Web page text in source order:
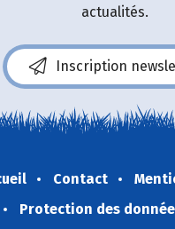
actualités.
Inscription
Contact
Protection des